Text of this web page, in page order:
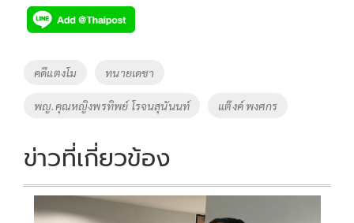
e
b
o
k
tt
er
p
y
Li
n
k
Tags
คดีแตงโม ทนายเดชา
พญ.คุณหญิงพรทิพย์ โรจนสุนันนท์ แต๊งค์ พงศกร
ข่าวที่เกี่ยวข้อง